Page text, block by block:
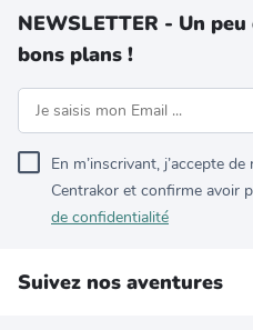
NEWSLETTER - Un
bons plans !
En m’inscrivant, j’accepte
Centrakor et confirme avoir
de confidentialité
Suivez nos aventures